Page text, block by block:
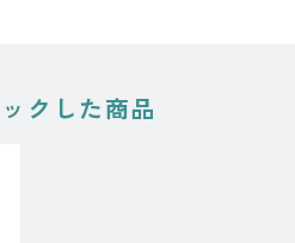
クした商品